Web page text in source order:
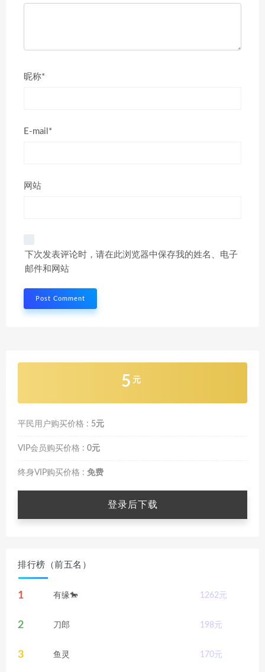
昵称*
E-mail*
网站
下次发表评论时，请在此浏览器中保存我的姓名、电子
邮件和网站
5 元
平民用户购买价格 : 5元
VIP会员购买价格 : 0元
终身VIP购买价格 : 免费
登录后下载
排行榜（前五名）
1 有缘🐎 1262元
2 刀郎 198元
3 鱼灵 170元